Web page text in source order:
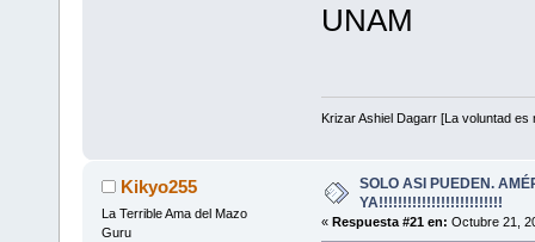
UNAM
Krizar Ashiel Dagarr [La voluntad es
Kikyo255
La Terrible Ama del Mazo
Guru
SOLO ASI PUEDEN.
YA!!!!!!!!!!!!!!!!!!!!!!!!!!
« Respuesta #21 en: Octubre 21,